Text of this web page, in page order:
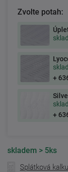
Zvolte potah:
+
+
skladem > 5ks
Splátková